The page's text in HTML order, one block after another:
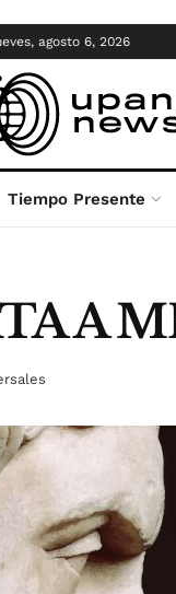
agosto 6, 2026
Tiempo Presente
A